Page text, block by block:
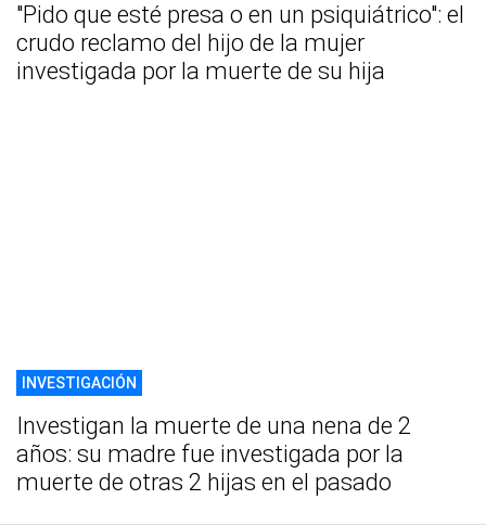
"Pido que esté presa o en un psiquiátrico": el
crudo reclamo del hijo de la mujer
investigada por la muerte de su hija
INVESTIGACIÓN
Investigan la muerte de una nena de 2
años: su madre fue investigada por la
muerte de otras 2 hijas en el pasado